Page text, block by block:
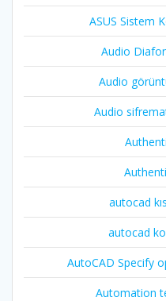
ASUS Sistem
Audio
Audio
Audio
autocad
autocad
AutoCAD Specify
Automation